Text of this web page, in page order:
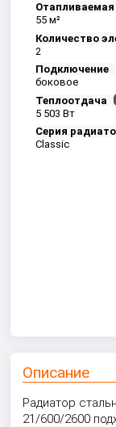
55 м²
Количество
2
Подключение
боковое
Теплоотдача
5 503 Вт
Серия
Classic
Описание
Радиатор
21/600/2600